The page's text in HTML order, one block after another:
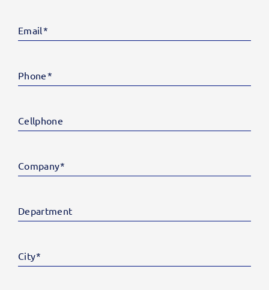
Email
Phone
Cellphone
Company
Department
City